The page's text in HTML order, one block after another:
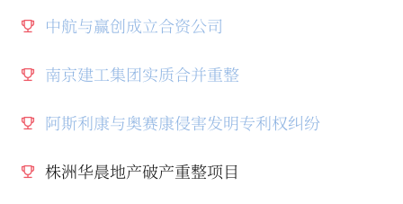
中航与赢创成立合资公司
南京建工集团实质合并重整
阿斯利康与奥赛康侵害发明专利权纠纷
株洲华晨地产破产重整项目